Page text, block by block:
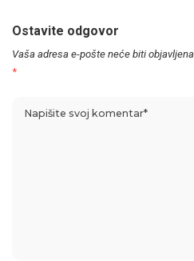
Ostavite odgovor
Vaša adresa e-pošte neće biti objavljena.
*